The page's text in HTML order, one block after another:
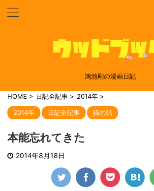
鴻池剛の漫画日記
HOME > 日記全記事 > 2014年 >
2014年 日記全記事 猫の話
本能忘れてきた
2014年8月18日